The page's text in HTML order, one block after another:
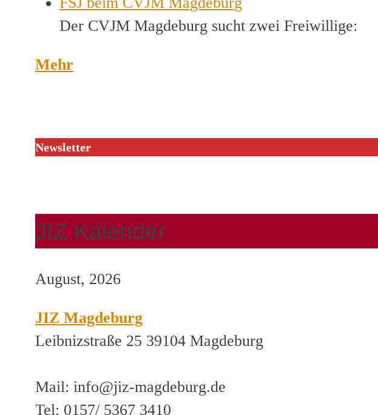
Der CVJM Magdeburg sucht zwei Freiwillige:
Mehr
Newsletter
JIZ Kalender
August, 2026
JIZ Magdeburg
Leibnizstraße 25 39104 Magdeburg
Mail: info@jiz-magdeburg.de
Tel: 0157/ 5367 3410